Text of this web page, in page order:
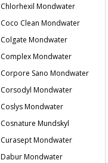
Chlorhexil Mondwater
Coco Clean Mondwater
Colgate Mondwater
Complex Mondwater
Corpore Sano Mondwater
Corsodyl Mondwater
Coslys Mondwater
Cosnature Mundskyl
Curasept Mondwater
Dabur Mondwater